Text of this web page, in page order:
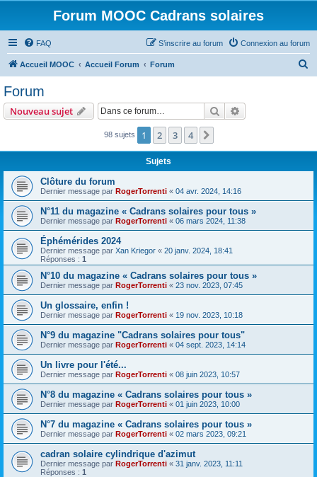
Forum MOOC Cadrans solaires
FAQ Connexion au forum
S’inscrire au forum
Accueil MOOC Accueil Forum Forum
e
Forum
Nouveau sujet Rechercher
98 sujets 1 2 3 4
Sujets
Clôture du forum
Dernier message par RogerTorrenti « 04 avr. 2024, 14:16
N°11 du magazine « Cadrans solaires pour tous »
Dernier message par RogerTorrenti « 06 mars 2024, 11:38
Éphémérides 2024
Dernier message par Xan Kriegor « 20 janv. 2024, 18:41
Réponses : 1
N°10 du magazine « Cadrans solaires pour tous »
Dernier message par RogerTorrenti « 23 nov. 2023, 07:45
Un glossaire, enfin !
Dernier message par RogerTorrenti « 19 nov. 2023, 10:18
N°9 du magazine "Cadrans solaires pour tous"
Dernier message par RogerTorrenti « 04 sept. 2023, 14:14
Un livre pour l'été...
Dernier message par RogerTorrenti « 08 juin 2023, 10:57
N°8 du magazine « Cadrans solaires pour tous »
Dernier message par RogerTorrenti « 01 juin 2023, 10:00
N°7 du magazine « Cadrans solaires pour tous »
Dernier message par RogerTorrenti « 02 mars 2023, 09:21
cadran solaire cylindrique d'azimut
Dernier message par RogerTorrenti « 31 janv. 2023, 11:11
Réponses : 1